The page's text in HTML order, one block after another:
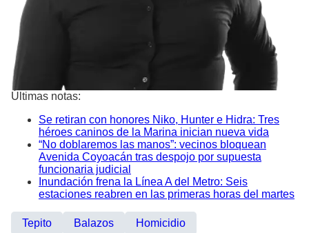
Últimas notas:
Se retiran con honores Niko, Hunter e Hidra: Tres
héroes caninos de la Marina inician nueva vida
“No doblaremos las manos”: vecinos bloquean
Avenida Coyoacán tras despojo por supuesta
funcionaria judicial
Inundación frena la Línea A del Metro: Seis
estaciones reabren en las primeras horas del martes
Tepito Balazos
Homicidio